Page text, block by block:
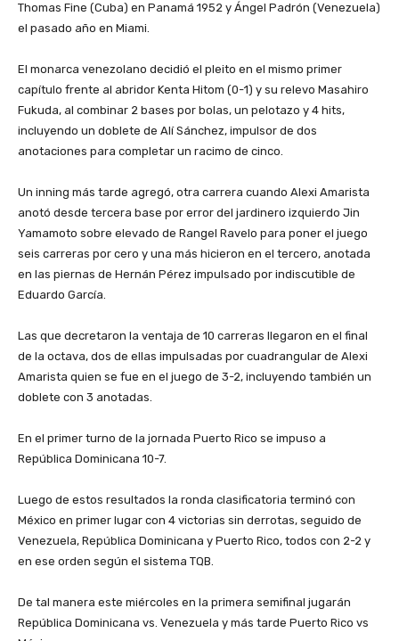
Thomas Fine (Cuba) en Panamá 1952 y Ángel Padrón (Venezuela)
el pasado año en Miami.
‎El monarca venezolano decidió el pleito en el mismo primer
capítulo frente al abridor Kenta Hitom (0-1) y su relevo Masahiro
Fukuda, al combinar 2 bases por bolas, un pelotazo y 4 hits,
incluyendo un doblete de Alí Sánchez, impulsor de dos
anotaciones para completar un racimo de cinco.
‎Un inning más tarde agregó, otra carrera cuando Alexi Amarista
anotó desde tercera base por error del jardinero izquierdo Jin
Yamamoto sobre elevado de Rangel Ravelo para poner el juego
seis carreras por cero y una más hicieron en el tercero, anotada
en las piernas de Hernán Pérez impulsado por indiscutible de
Eduardo García.
‎Las que decretaron la ventaja de 10 carreras llegaron en el final
de la octava, dos de ellas impulsadas por cuadrangular de Alexi
Amarista quien se fue en el juego de 3-2, incluyendo también un
doblete con 3 anotadas.
‎En el primer turno de la jornada Puerto Rico se impuso a
República Dominicana 10-7.
‎Luego de estos resultados la ronda clasificatoria terminó con
México en primer lugar con 4 victorias sin derrotas, seguido de
Venezuela, República Dominicana y Puerto Rico, todos con 2-2 y
en ese orden según el sistema TQB.
‎De tal manera este miércoles en la primera semifinal jugarán
República Dominicana vs. Venezuela y más tarde Puerto Rico vs